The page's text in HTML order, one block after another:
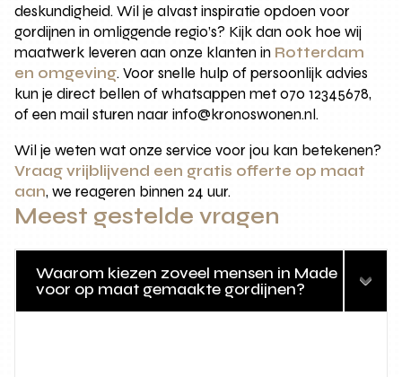
deskundigheid. Wil je alvast inspiratie opdoen voor
gordijnen in omliggende regio’s? Kijk dan ook hoe wij
maatwerk leveren aan onze klanten in Rotterdam
en omgeving. Voor snelle hulp of persoonlijk advies
kun je direct bellen of whatsappen met 070 12345678,
of een mail sturen naar info@kronoswonen.nl.
Wil je weten wat onze service voor jou kan betekenen?
Vraag vrijblijvend een gratis offerte op maat
aan, we reageren binnen 24 uur.
Meest gestelde vragen
Waarom kiezen zoveel mensen in Made
voor op maat gemaakte gordijnen?